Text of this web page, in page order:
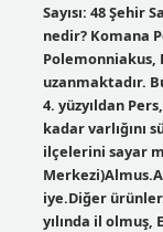
Sayısı: 48 Şehir
nedir? Komana
Polemonniakus,
uzanmaktadır.
4. yüzyıldan
kadar varlığını
ilçelerini sayar
iye.Diğer
yılında il olmuş,